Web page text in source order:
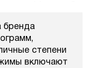
бренда
степени
включают